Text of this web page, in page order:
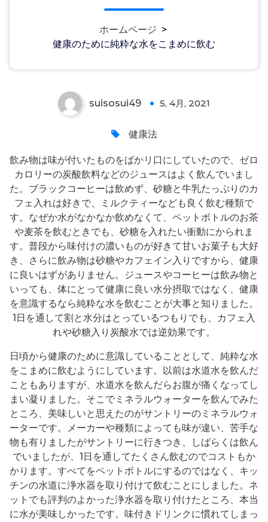
ホームページ >
健康のために純粋な水をこまめに飲む
健康のために純粋な水をこまめに飲
suisosui49 5, 4月, 2021
健康法
飲み物は味が付いたものをばかリ口にしていたので、ゼロ
カロリーの炭酸飲料などのジュースはよく飲んでいまし
た。ブラックコーヒーは飲めず、砂糖と牛乳たっぷりのカ
フェ入れは好きで、ミルクティーなども良く飲む種類で
す。なぜか水がなかなか飲めなくて、ペットボトルのお茶
や麦茶を飲むときでも、砂糖を入れたい衝動にかられま
す。普段から味付けの濃いものが好きて甘いお菓子も大好
き、さらに飲み物は砂糖やカフェイン入りですから、健康
に良いはずがありません。ジュースやコーヒーは飲み物と
いっても、体にとって健康に良い水分摂取ではなく、健康
を意識するなら純粋な水を飲むことが大事と知りました。
1日を通して割と水分はとっているつもりでも、カフェ入
れや砂糖入り炭酸水では逆効果です。
日頃から健康のために意識していることとして、純粋な水
をこまめに飲むようにしています。以前は水道水を飲んだ
こともありますが、水道水を飲んだらお腹が痛くなってし
まい凝りました。そこでミネラルウォーターを飲んでみた
ところ、美味しいと思えたのがサントリーのミネラルウォ
ーターです。メーカーや種類によっても味が違い、苦手な
物も有りましたがサントリーに行きつき、しばらくは飲ん
でいましたが、1日を通してたくさん飲むのでコストもか
かります。すべてをペットボトルにするのではなく、キッ
チンの水道に浄水器を取り付けて飲むことにしました。ネ
ットでも評判のよかった浄水器を取り付けたところ、本当
に水が美味しかったです。味付きドリンクに慣れてしまっ